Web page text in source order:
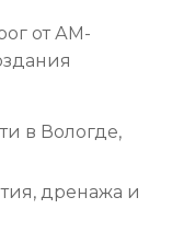
от АМ-
в Вологде,
дренажа и